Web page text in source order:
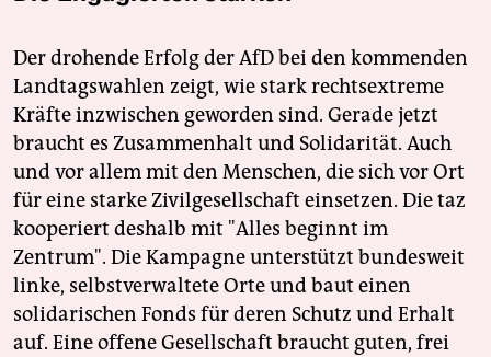
Der drohende Erfolg der AfD bei den kommenden
Landtagswahlen zeigt, wie stark rechtsextreme
Kräfte inzwischen geworden sind. Gerade jetzt
braucht es Zusammenhalt und Solidarität. Auch
und vor allem mit den Menschen, die sich vor Ort
für eine starke Zivilgesellschaft einsetzen. Die taz
kooperiert deshalb mit "Alles beginnt im
Zentrum". Die Kampagne unterstützt bundesweit
linke, selbstverwaltete Orte und baut einen
solidarischen Fonds für deren Schutz und Erhalt
auf. Eine offene Gesellschaft braucht guten, frei